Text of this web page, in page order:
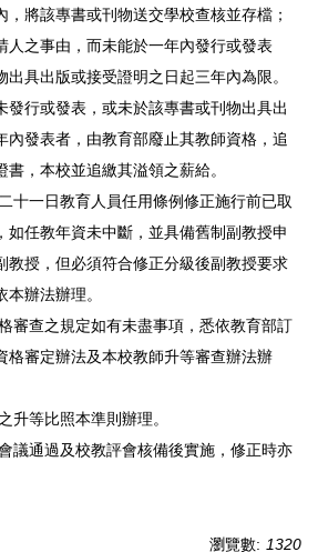
將該專書或刊物送交學校查核並存檔；
人之事由，而未能於一年內發行或發表
具出版或接受證明之日起三年內為限。
發行或發表，或未於該專書或刊物出具出
內發表者，由教育部廢止其教師資格，追
，本校並追繳其溢領之薪給。
十一日教育人員任用條例修正施行前已取
如任教年資未中斷，並具備舊制副教授申
教授，但必須符合修正分級後副教授要求
辦法辦理。
審查之規定如有未盡事項，悉依教育部訂
格審定辦法及本校教師升等審查辦法辦
升等比照本準則辦理。
議通過及校教評會核備後實施，修正時亦
瀏覽數: 1320